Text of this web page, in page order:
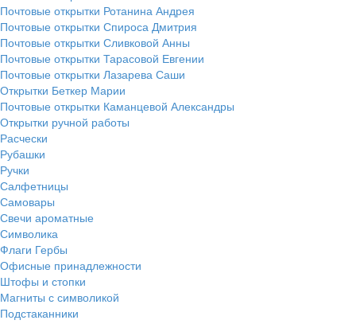
Почтовые открытки Ротанина Андрея
Почтовые открытки Спироса Дмитрия
Почтовые открытки Сливковой Анны
Почтовые открытки Тарасовой Евгении
Почтовые открытки Лазарева Саши
Открытки Беткер Марии
Почтовые открытки Каманцевой Александры
Открытки ручной работы
Расчески
Рубашки
Ручки
Салфетницы
Самовары
Свечи ароматные
Символика
Флаги Гербы
Офисные принадлежности
Штофы и стопки
Магниты с символикой
Подстаканники